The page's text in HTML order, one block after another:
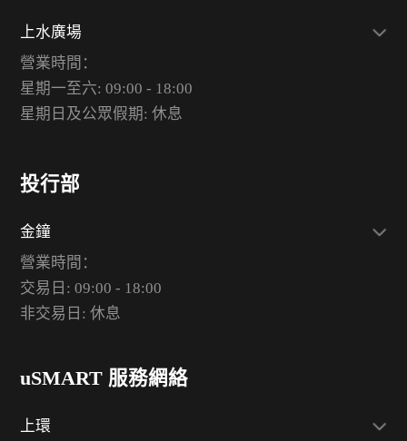
上水廣場
營業時間：
星期一至六: 09:00 - 18:00
星期日及公眾假期: 休息
投行部
金鐘
營業時間：
交易日: 09:00 - 18:00
非交易日: 休息
uSMART 服務網絡
上環